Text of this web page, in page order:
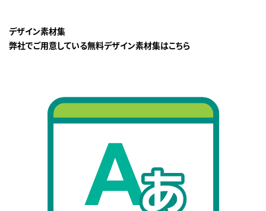
デザイン素材集
弊社でご用意している無料デザイン素材集はこちら